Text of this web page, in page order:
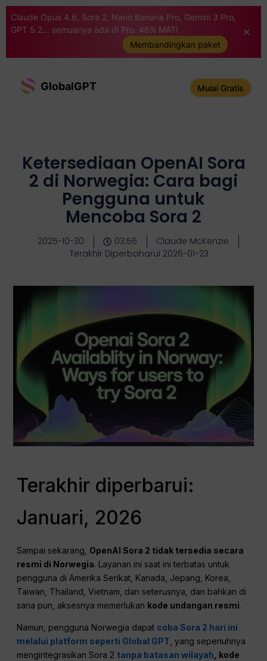
Claude Opus 4.6, Sora 2, Nano Banana Pro, Gemini 3 Pro,
GPT 5.2... semuanya ada di Pro. 46% MATI
Membandingkan paket
GlobalGPT Mulai Gratis
Ketersediaan OpenAI Sora
2 di Norwegia: Cara bagi
Pengguna untuk
Mencoba Sora 2
2025-10-30 03:56
Claude McKenzie
Terakhir Diperbaharui 2026-01-23
Terakhir diperbarui:
Januari, 2026
Sampai sekarang, OpenAI Sora 2 tidak tersedia secara
resmi di Norwegia. Layanan ini saat ini terbatas untuk
pengguna di Amerika Serikat, Kanada, Jepang, Korea,
Taiwan, Thailand, Vietnam, dan seterusnya, dan bahkan di
sana pun, aksesnya memerlukan kode undangan resmi.
Namun, pengguna Norwegia dapat coba Sora 2 hari ini
melalui platform seperti Global GPT , yang sepenuhnya
mengintegrasikan Sora 2 tanpa batasan wilayah , kode